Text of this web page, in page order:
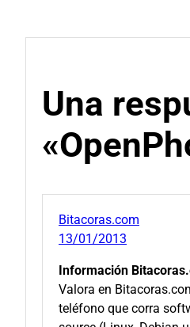
Una
Bitacoras.com
13/01/2013
Información
Valora en
teléfono que corra